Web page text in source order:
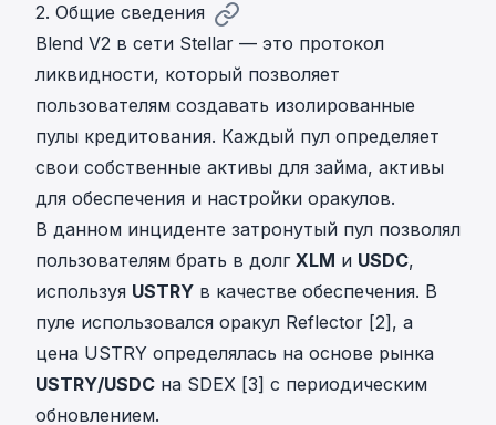
2. Общие сведения
Blend V2 в сети Stellar — это протокол
ликвидности, который позволяет
пользователям создавать изолированные
пулы кредитования. Каждый пул определяет
свои собственные активы для займа, активы
для обеспечения и настройки оракулов.
В данном инциденте затронутый пул позволял
пользователям брать в долг XLM и USDC,
используя USTRY в качестве обеспечения. В
пуле использовался оракул Reflector [2], а
цена USTRY определялась на основе рынка
USTRY/USDC на SDEX [3] с периодическим
обновлением.